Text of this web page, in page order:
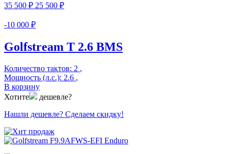
35 500 ₽ 25 500 ₽
-10 000 ₽
Golfstream T 2.6 BMS
Количество тактов: 2 ,
Мощность (л.с.): 2.6 ,
В корзину
Хотите
дешевле?
Нашли дешевле? Сделаем скидку!